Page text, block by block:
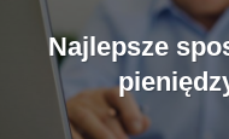
Najlepsze